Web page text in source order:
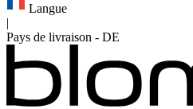
Langue
|
Pays de livraison - DE